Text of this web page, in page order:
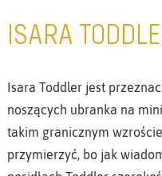
ISARA
Isara Toddler jest
noszących ubranka na
takim granicznym
przymierzyć, bo jak